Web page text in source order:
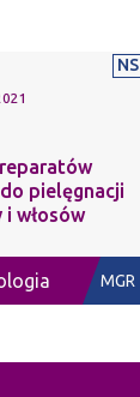
NS
pielęgnacji
i włosów
MGR